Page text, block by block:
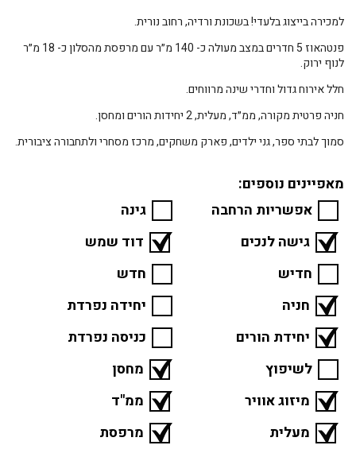
למכירה בייצוג בלעדי! בשכונת ורדיה, רחוב נורית.
פנטהאוז 5 חדרים במצב מעולה כ- 140 מ״ר עם מרפסת מהסלון כ- 18 מ״ר
לנוף ירוק.
חלל אירוח גדול וחדרי שינה מרווחים.
חניה פרטית מקורה, ממ״ד, מעלית, 2 יחידות הורים ומחסן.
סמוך לבתי ספר, גני ילדים, פארק משחקים, מרכז מסחרי ולתחבורה ציבורית.
מאפיינים נוספים:
אפשריות הרחבה
גינה
גישה לנכים
דוד שמש
חדיש
חדש
חניה
יחידה נפרדת
יחידת הורים
כניסה נפרדת
לשיפוץ
מחסן
מיזוג אוויר
ממ"ד
מעלית
מרפסת